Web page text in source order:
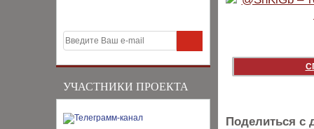
УЧАСТНИКИ ПРОЕКТА
Поделиться с